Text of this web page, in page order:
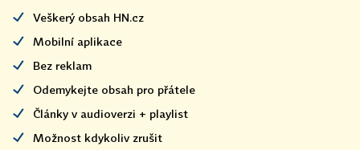
Veškerý obsah HN.cz
Mobilní aplikace
Bez reklam
Odemykejte obsah pro přátele
Články v audioverzi + playlist
Možnost kdykoliv zrušit